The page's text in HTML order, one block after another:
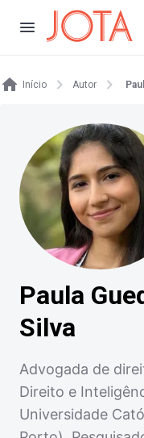
Início Autor
Paula
Silva
Advogada de
Direito e
Universidade